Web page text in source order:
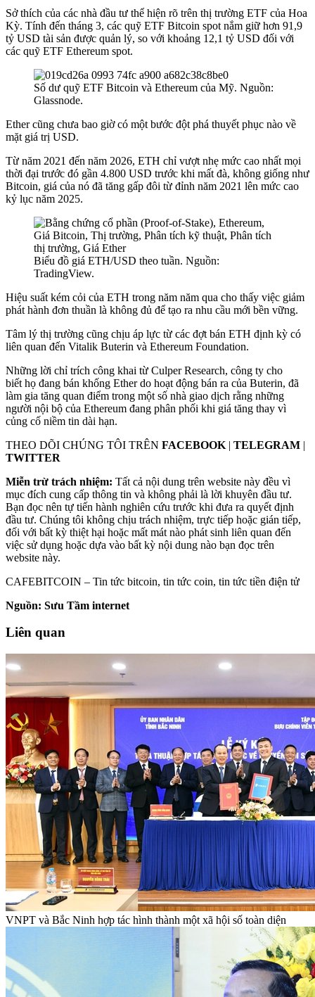
Sở thích của các nhà đầu tư thể hiện rõ trên thị trường ETF của Hoa
Kỳ. Tính đến tháng 3, các quỹ ETF Bitcoin spot nắm giữ hơn 91,9
tỷ USD tài sản được quản lý, so với khoảng 12,1 tỷ USD đối với
các quỹ ETF Ethereum spot.
Số dư quỹ ETF Bitcoin và Ethereum của Mỹ. Nguồn:
Glassnode.
Ether cũng chưa bao giờ có một bước đột phá thuyết phục nào về
mặt giá trị USD.
Từ năm 2021 đến năm 2026, ETH chỉ vượt nhẹ mức cao nhất mọi
thời đại trước đó gần 4.800 USD trước khi mất đà, không giống như
Bitcoin, giá của nó đã tăng gấp đôi từ đỉnh năm 2021 lên mức cao
kỷ lục năm 2025.
Biểu đồ giá ETH/USD theo tuần. Nguồn:
TradingView.
Hiệu suất kém cỏi của ETH trong năm năm qua cho thấy việc giảm
phát hành đơn thuần là không đủ để tạo ra nhu cầu mới bền vững.
Tâm lý thị trường cũng chịu áp lực từ các đợt bán ETH định kỳ có
liên quan đến Vitalik Buterin và Ethereum Foundation.
Những lời chỉ trích công khai từ Culper Research, công ty cho
biết họ đang bán khống Ether do hoạt động bán ra của Buterin, đã
làm gia tăng quan điểm trong một số nhà giao dịch rằng những
người nội bộ của Ethereum đang phân phối khi giá tăng thay vì
củng cố niềm tin dài hạn.
THEO DÕI CHÚNG TÔI TRÊN FACEBOOK | TELEGRAM |
TWITTER
Miễn trừ trách nhiệm: Tất cả nội dung trên website này đều vì
mục đích cung cấp thông tin và không phải là lời khuyên đầu tư.
Bạn đọc nên tự tiến hành nghiên cứu trước khi đưa ra quyết định
đầu tư. Chúng tôi không chịu trách nhiệm, trực tiếp hoặc gián tiếp,
đối với bất kỳ thiệt hại hoặc mất mát nào phát sinh liên quan đến
việc sử dụng hoặc dựa vào bất kỳ nội dung nào bạn đọc trên
website này.
CAFEBITCOIN – Tin tức bitcoin, tin tức coin, tin tức tiền điện tử
Nguồn: Sưu Tầm internet
Liên quan
VNPT và Bắc Ninh hợp tác hình thành một xã hội số toàn diện